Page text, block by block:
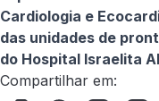
Cardiologia e
das unidades de
do Hospital Israelita
Compartilhar em: